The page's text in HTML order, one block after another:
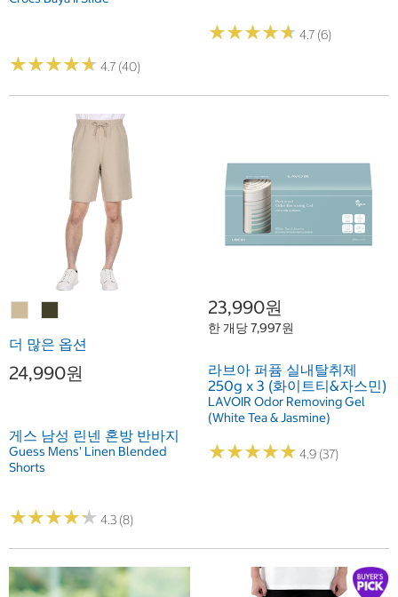
★★★★★
★★★★★ 4.7 (40)
★★★★★
★★★★★ 4.7 (6)
더 많은 옵션
24,990원
게스 남성 린넨 혼방 반바지
Guess Mens' Linen Blended
Shorts
★★★★★
★★★★★ 4.3 (8)
23,990원
한 개당 7,997원
라브아 퍼퓸 실내탈취제
250g x 3 (화이트티&자스민)
LAVOIR Odor Removing Gel
(White Tea & Jasmine)
★★★★★
★★★★★ 4.9 (37)